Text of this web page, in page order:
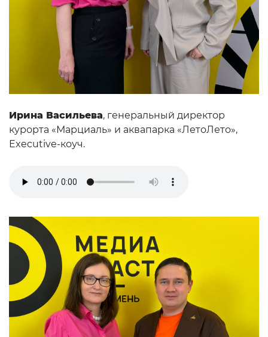
Ирина Васильева, генеральный директор
курорта «Марциаль» и аквапарка «ЛетоЛето»,
Executive-коуч.